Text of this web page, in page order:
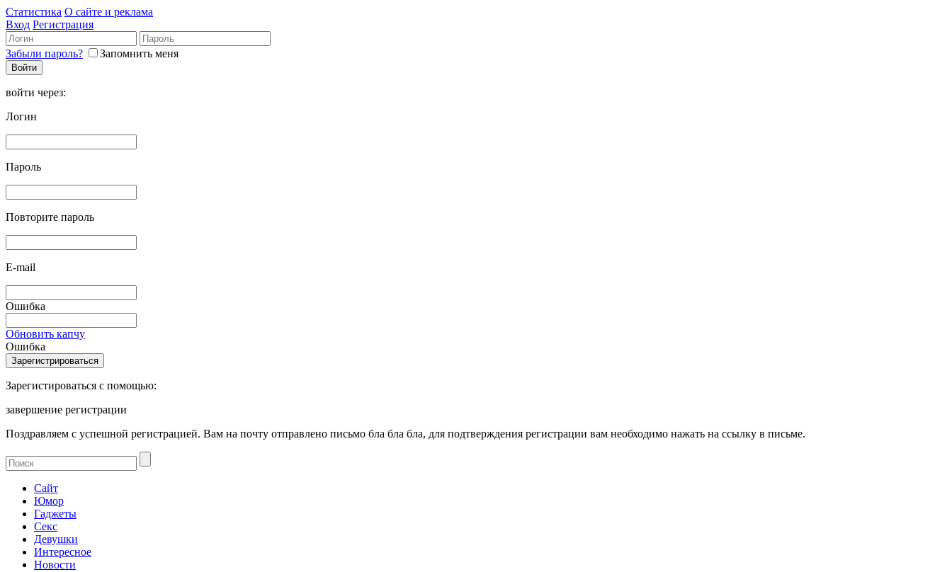
Статистика О сайте и реклама
Вход Регистрация
Забыли пароль? Запомнить меня
войти через:
Логин
Пароль
Повторите пароль
E-mail
Ошибка
Обновить капчу
Ошибка
Зарегистироваться с помощью:
завершение регистрации
Поздравляем с успешной регистрацией. Вам на почту отправлено письмо бла бла бла, для подтверждения регистрации вам необходимо нажать на ссылку в письме.
Сайт
Юмор
Гаджеты
Секс
Девушки
Интересное
Новости